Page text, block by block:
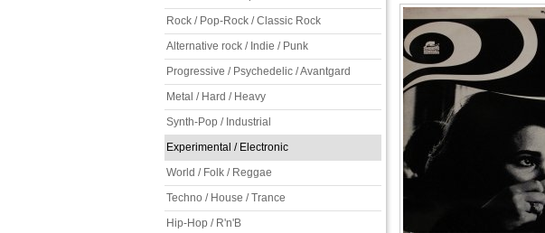
Rock / Pop-Rock / Classic Rock
Alternative rock / Indie / Punk
Progressive / Psychedelic / Avantgard
Metal / Hard / Heavy
Synth-Pop / Industrial
Experimental / Electronic
World / Folk / Reggae
Techno / House / Trance
Hip-Hop / R'n'B